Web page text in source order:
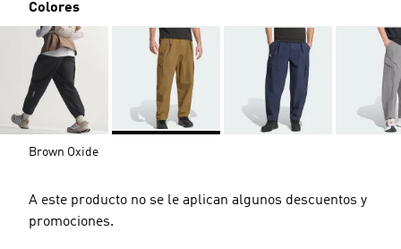
Colores
Brown Oxide
A este producto no se le aplican algunos descuentos y
promociones.